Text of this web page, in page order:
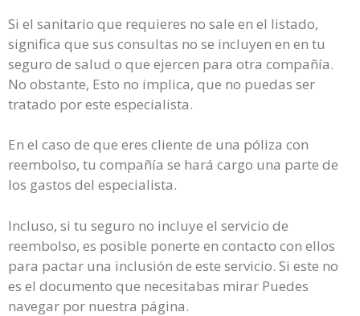
Si el sanitario que requieres no sale en el listado,
significa que sus consultas no se incluyen en en tu
seguro de salud o que ejercen para otra compañía.
No obstante, Esto no implica, que no puedas ser
tratado por este especialista.
En el caso de que eres cliente de una póliza con
reembolso, tu compañía se hará cargo una parte de
los gastos del especialista.
Incluso, si tu seguro no incluye el servicio de
reembolso, es posible ponerte en contacto con ellos
para pactar una inclusión de este servicio. Si este no
es el documento que necesitabas mirar Puedes
navegar por nuestra página.